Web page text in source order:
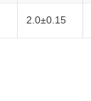
2.0±0.15